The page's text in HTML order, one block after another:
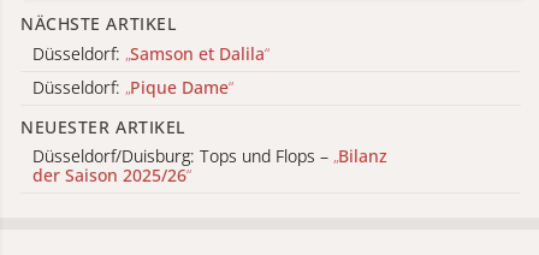
NÄCHSTE ARTIKEL
Düsseldorf: „Samson et Dalila“
Düsseldorf: „Pique Dame“
NEUESTER ARTIKEL
Düsseldorf/Duisburg: Tops und Flops – „Bilanz
der Saison 2025/26“